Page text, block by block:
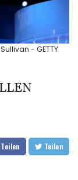
- GETTY
Teilen Teilen